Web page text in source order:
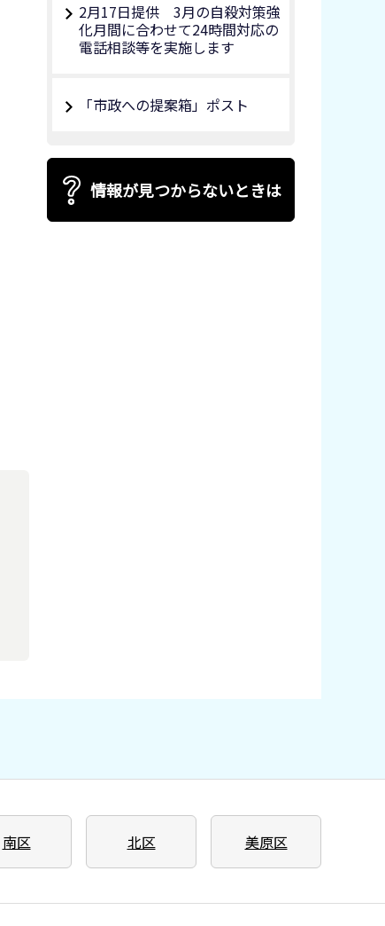
2月17日提供 3月の自殺対策強
化月間に合わせて24時間対応の
電話相談等を実施します
「市政への提案箱」ポスト
情報が見つからないときは
南区 北区 美原区